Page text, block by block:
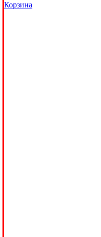
Корзина